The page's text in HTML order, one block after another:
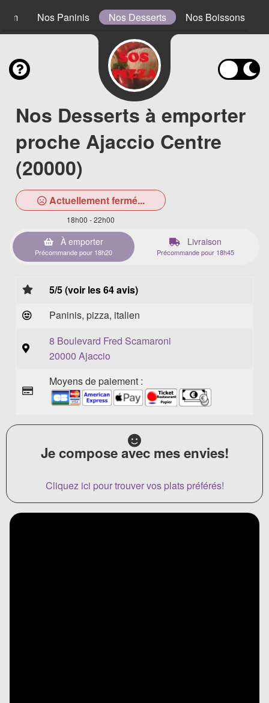
cm Nos Paninis Nos Desserts Nos Boissons
Nos Desserts à emporter
proche Ajaccio Centre
(20000)
Actuellement fermé...
18h00 - 22h00
À emporter
Précommande pour 18h20
Livraison
Précommande pour 18h45
5/5 (voir les 64 avis)
Paninis, pizza, italien
8 Boulevard Fred Scamaroni
20000 Ajaccio
Moyens de paiement :
Je compose avec mes envies!
Cliquez ici pour trouver vos plats préférés!